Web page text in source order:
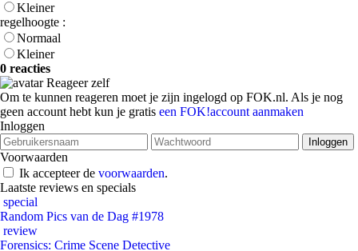
Kleiner
regelhoogte :
Normaal
Kleiner
0 reacties
Reageer zelf
Om te kunnen reageren moet je zijn ingelogd op FOK.nl. Als je nog
geen account hebt kun je gratis een FOK!account aanmaken
Inloggen
Voorwaarden
Ik accepteer de voorwaarden.
Laatste reviews en specials
special
Random Pics van de Dag #1978
review
Forensics: Crime Scene Detective